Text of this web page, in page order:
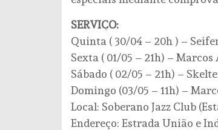
SERVIÇO:
Quinta ( 30/04 – 20h ) –
Sexta ( 01/05 – 21h) –
Sábado ( 02/05 – 21h) –
Domingo (03/05 – 11h) –
Local: Soberano Jazz Club
Endereço: Estrada União e